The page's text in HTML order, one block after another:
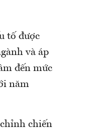
tố được
và áp
đến mức
năm
chiến